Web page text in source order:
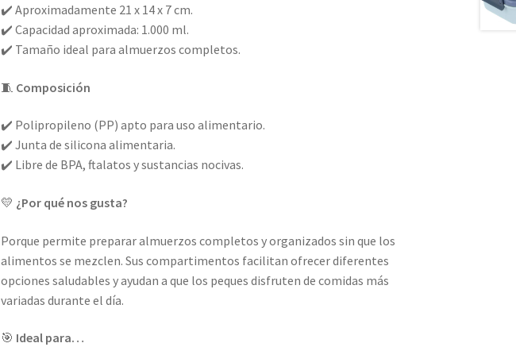
✔️ Aproximadamente 21 x 14 x 7 cm.
✔️ Capacidad aproximada: 1.000 ml.
✔️ Tamaño ideal para almuerzos completos.
🧵 Composición
✔️ Polipropileno (PP) apto para uso alimentario.
✔️ Junta de silicona alimentaria.
✔️ Libre de BPA, ftalatos y sustancias nocivas.
💛 ¿Por qué nos gusta?
Porque permite preparar almuerzos completos y organizados sin que los
alimentos se mezclen. Sus compartimentos facilitan ofrecer diferentes
opciones saludables y ayudan a que los peques disfruten de comidas más
variadas durante el día.
🎯 Ideal para…